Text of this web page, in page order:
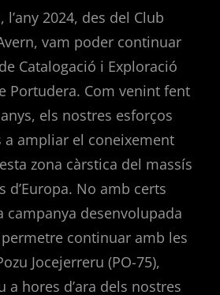
l’any 2024, des del Club
vam poder continuar
Catalogació i Exploració
Portudera. Com venint fent
els nostres esforços
ampliar el coneixement
zona càrstica del massís
d’Europa. No amb certs
campanya desenvolupada
continuar amb les
Jocejerreru (PO-75),
hores d’ara dels nostres